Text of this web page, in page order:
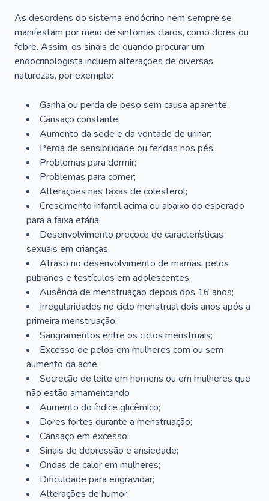
As desordens do sistema endócrino nem sempre se
manifestam por meio de sintomas claros, como dores ou
febre. Assim, os sinais de quando procurar um
endocrinologista incluem alterações de diversas
naturezas, por exemplo:
Ganha ou perda de peso sem causa aparente;
Cansaço constante;
Aumento da sede e da vontade de urinar;
Perda de sensibilidade ou feridas nos pés;
Problemas para dormir;
Problemas para comer;
Alterações nas taxas de colesterol;
Crescimento infantil acima ou abaixo do esperado
para a faixa etária;
Desenvolvimento precoce de características
sexuais em crianças
Atraso no desenvolvimento de mamas, pelos
pubianos e testículos em adolescentes;
Ausência de menstruação depois dos 16 anos;
Irregularidades no ciclo menstrual dois anos após a
primeira menstruação;
Sangramentos entre os ciclos menstruais;
Excesso de pelos em mulheres com ou sem
aumento da acne;
Secreção de leite em homens ou em mulheres que
não estão amamentando
Aumento do índice glicêmico;
Dores fortes durante a menstruação;
Cansaço em excesso;
Sinais de depressão e ansiedade;
Ondas de calor em mulheres;
Dificuldade para engravidar;
Alterações de humor;